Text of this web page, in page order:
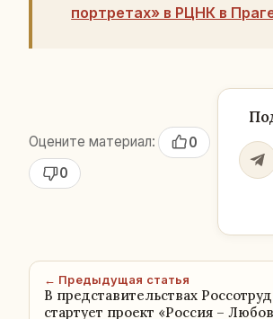
портретах» в РЦНК в
Оцените материал:
0
0
← Предыдущая статья
В представительствах
стартует проект «Россия –